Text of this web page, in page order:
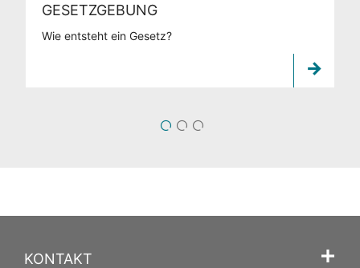
GESETZGEBUNG
Wie entsteht ein Gesetz?
1 2
KONTAKT